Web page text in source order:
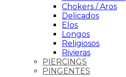
Chokers / Aros
Delicados
Elos
Longos
Religiosos
Rivieras
PIERCINGS
PINGENTES